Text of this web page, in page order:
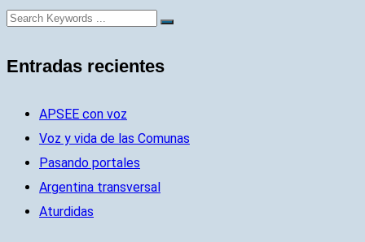
Entradas recientes
APSEE con voz
Voz y vida de las Comunas
Pasando portales
Argentina transversal
Aturdidas